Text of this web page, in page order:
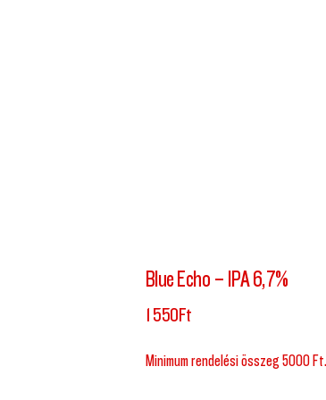
Blue Echo – IPA 6,7%
1 550Ft
Minimum rendelési összeg 5000 Ft.